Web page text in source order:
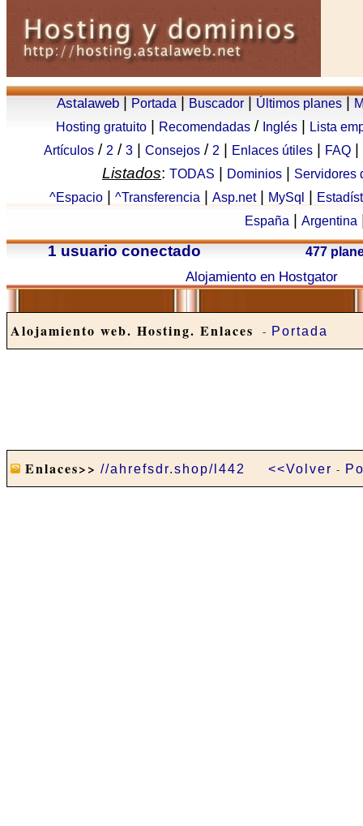
Astalaweb Portada Buscador Últimos planes
Hosting gratuito
Recomendadas / Inglés
Lista
Artículos / 2 / 3 Consejos / 2 Enlaces útiles FAQ
Listados: TODAS Dominios
Servidores
^Espacio
^Transferencia Asp.net| MySql
España
Argentina
1 usuario conectado
477
Alojamiento en Hostgator
Alojamiento web. Hosting. Enlaces - Portada
Enlaces>> //ahrefsdr.shop/l442 <<Volver -